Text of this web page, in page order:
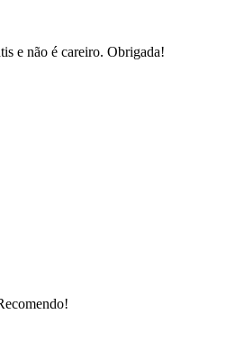
e não é careiro. Obrigada!